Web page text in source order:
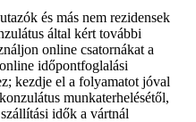
és más nem rezidensek
által kért további
online csatornákat a
időpontfoglalási
kezdje el a folyamatot jóval
munkaterhelésétől,
idők a vártnál